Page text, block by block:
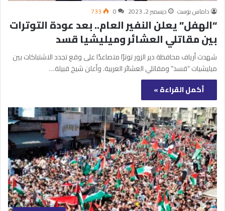
داماس بوست ديسمبر 2, 2023 0
733
“الهفل” يعلن النفير العام.. بعد عودة التوترات
بين مقاتلي العشائر وميليشيا قسد
شهدت أرياف محافظة دير الزور توترًا متصاعدًا على وقع تجدد الاشتباكات بين
ميليشيات “قسد” ومقاتلي العشائر العربية. وأعلن شيخ قبيلة…
أكمل القراءة »